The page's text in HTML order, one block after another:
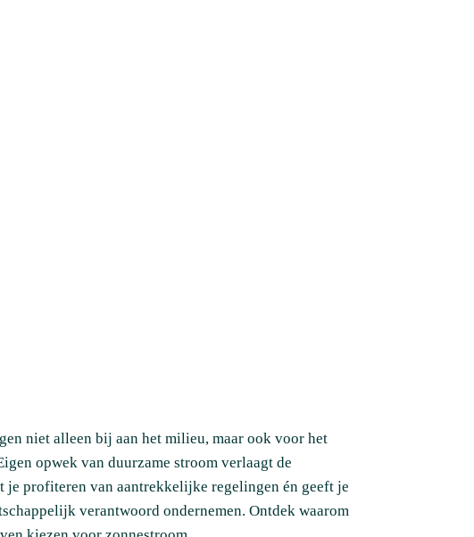
niet alleen bij aan het milieu, maar ook voor het
opwek van duurzame stroom verlaagt de
je profiteren van aantrekkelijke regelingen én geeft je
verantwoord ondernemen. Ontdek waarom